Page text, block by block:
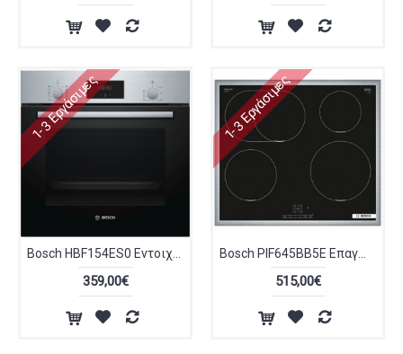
1-3 Εργάσιμες
Bosch HBF154ES0 Εντοιχιζόμενος Φούρνος 3D Hotair
359,00€
1-3 Εργάσιμες
Bosch PIF645BB5E Επαγωγική Εστία Αυτόνομη Inox Πλαίσιο 60cm
515,00€